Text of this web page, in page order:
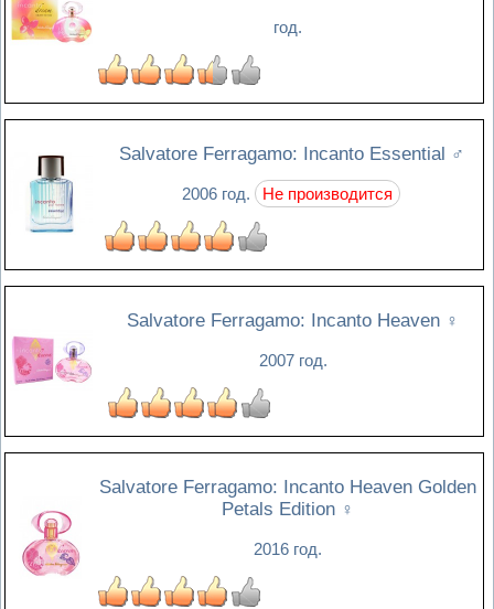
год.
Salvatore Ferragamo: Incanto Essential ♂
2006 год. Не производится
Salvatore Ferragamo: Incanto Heaven ♀
2007 год.
Salvatore Ferragamo: Incanto Heaven Golden
Petals Edition ♀
2016 год.